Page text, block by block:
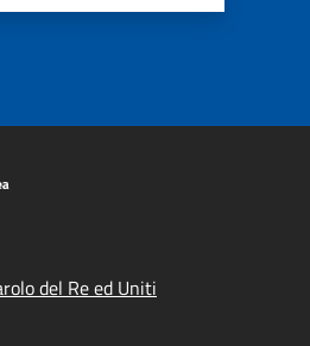
del Re ed Uniti